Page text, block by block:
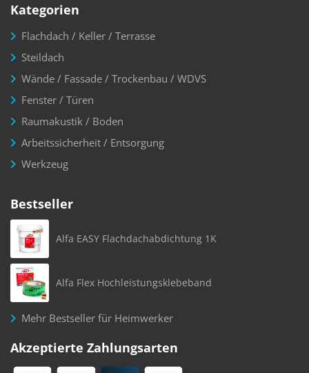
Kategorien
Flachdach / Keller / Terrasse
Steildach
Wände / Fassade / Trockenbau / WDVS
Fenster / Türen
Raumakustik / Boden
Arbeitssicherheit / Entsorgung
Werkzeug
Bestseller
Alfa EASY Flachdachabdichtung 1K
Alfa Flex Hochleistungsklebeband
Mehr Bestseller für Heimwerker
Akzeptierte Zahlungsarten